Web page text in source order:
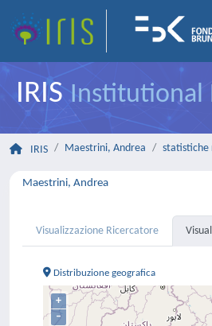
IRISInstitutional
IRIS Maestrini, Andrea statistiche
Maestrini, Andrea
Visualizzazione Ricercatore
Distribuzione geografica
+
–